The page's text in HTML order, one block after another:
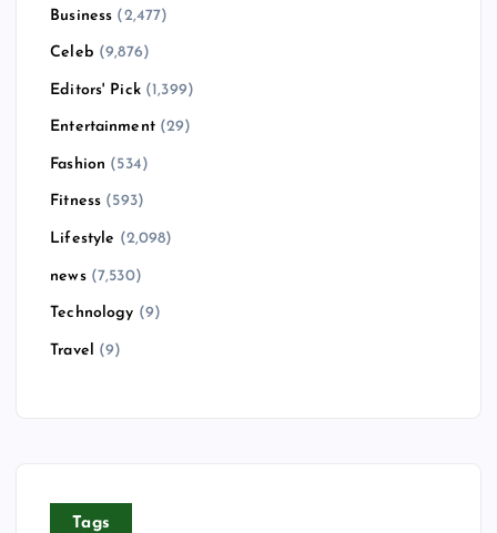
Business (2,477)
Celeb (9,876)
Editors' Pick(1,399)
Entertainment(29)
Fashion (534)
Fitness (593)
Lifestyle (2,098)
news(7,530)
Technology (9)
Travel (9)
Tags